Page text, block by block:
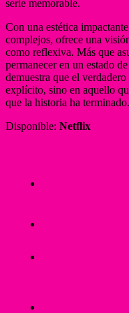
serie memorable.
Con una estética
complejos, ofrece una
como reflexiva. Más que
permanecer en un estado
demuestra que el
explícito, sino en aquello
que la historia ha terminado.
Disponible: Netflix